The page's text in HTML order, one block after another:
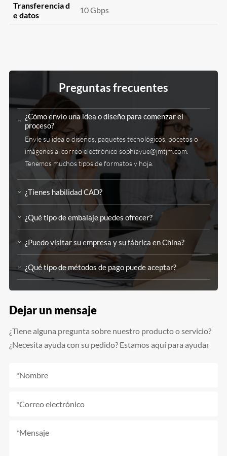
Transferencia d
e datos
10 Gbps
Preguntas frecuentes
¿Cómo envío una idea o diseño para comenzar el
proceso?
Envíe su idea o diseños, paquetes tecnológicos, bocetos o
imágenes al correo electrónicosophiayue@jmtjm.com
Tenemos muchos tipos de formatos y hoja.
¿Tienes habilidad CAD?
¿Qué tipo de embalaje puedes ofrecer?
¿Puedo visitar su empresa y su fábrica en China?
¿Qué tipo de métodos de pago puede aceptar?
Dejar un mensaje
¿Tiene alguna pregunta sobre nuestro producto o servicio?
¿Necesita ayuda con su pedido? Estamos aquí para ayudar